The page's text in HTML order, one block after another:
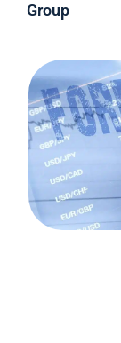
Group